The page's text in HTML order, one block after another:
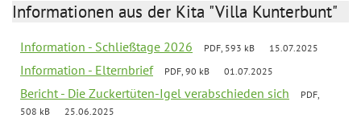
Informationen aus der Kita "Villa Kunterbunt"
Information - Schließtage 2026 PDF, 593 kB 15.07.2025
Information - Elternbrief PDF, 90 kB 01.07.2025
Bericht - Die Zuckertüten-Igel verabschieden sich
PDF,
508 kB
25.06.2025